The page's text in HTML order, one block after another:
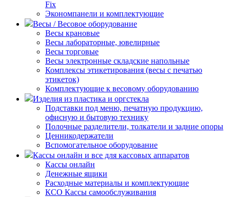
Fix
Экономпанели и комплектующие
Весы / Весовое оборудование
Весы крановые
Весы лабораторные, ювелирные
Весы торговые
Весы электронные складские напольные
Комплексы этикетирования (весы с печатью
этикеток)
Комплектующие к весовому оборудованию
Изделия из пластика и оргстекла
Подставки под меню, печатную продукцию,
офисную и бытовую технику
Полочные разделители, толкатели и задние опоры
Ценникодержатели
Вспомогательное оборудование
Кассы онлайн и все для кассовых аппаратов
Кассы онлайн
Денежные ящики
Расходные материалы и комплектующие
КСО Кассы самообслуживания